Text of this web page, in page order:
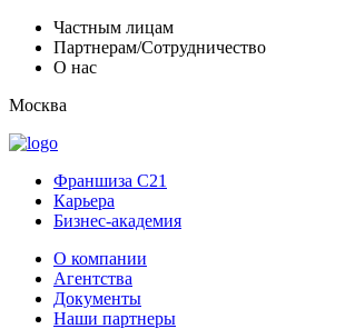
Частным лицам
Партнерам/Сотрудничество
О нас
Москва
Франшиза C21
Карьера
Бизнес-академия
О компании
Агентства
Документы
Наши партнеры